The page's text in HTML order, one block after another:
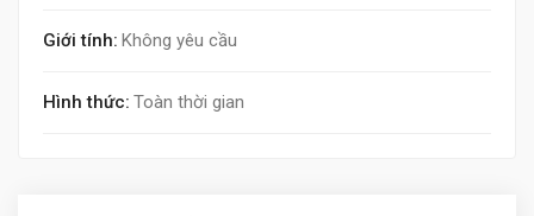
Giới tính: Không yêu cầu
Hình thức: Toàn thời gian